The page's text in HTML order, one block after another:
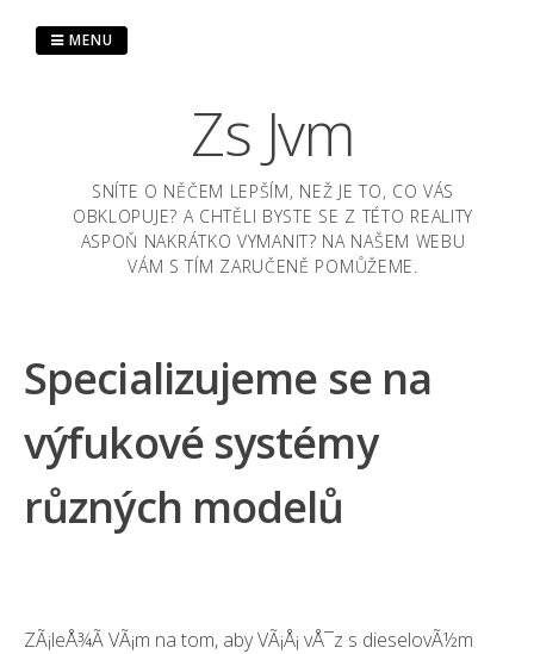
Zs Jvm
SNÍTE O NĚČEM LEPŠÍM, NEŽ JE TO, CO VÁS
OBKLOPUJE? A CHTĚLI BYSTE SE Z TÉTO REALITY
ASPOŇ NAKRÁTKO VYMANIT? NA NAŠEM WEBU
VÁM S TÍM ZARUČENĚ POMŮŽEME.
MENU
Specializujeme se na
výfukové systémy
různých modelů
ZÃ¡leÅ¾Ã­ VÃ¡m na tom, aby VÃ¡Å¡ vÅ¯z s dieselovÃ½m